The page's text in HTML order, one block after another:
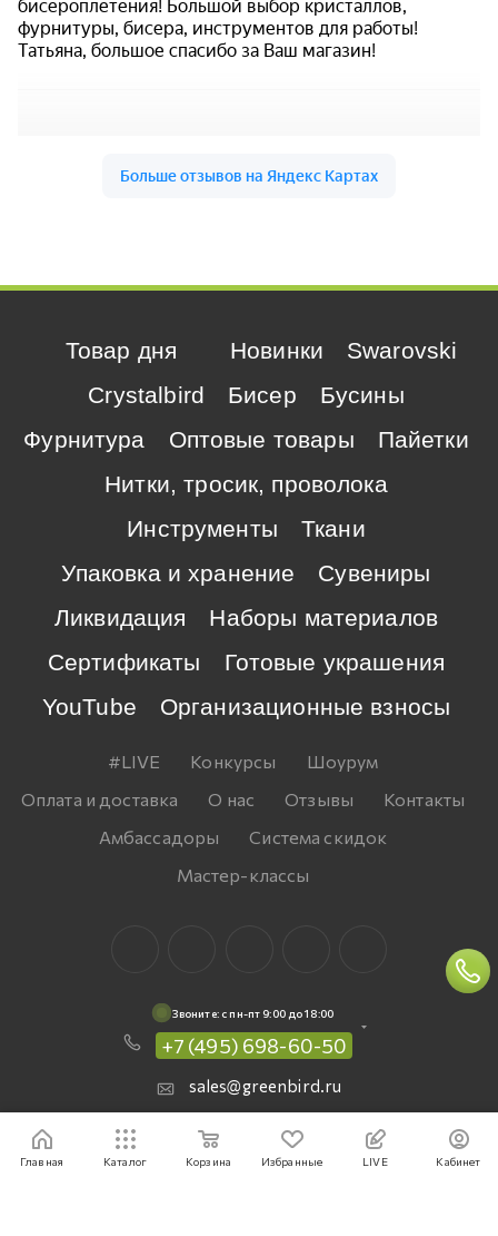
Товар дня Новинки
Swarovski
Crystalbird
Бисер
Бусины
Фурнитура
Оптовые товары
Пайетки
Нитки, тросик, проволока
Инструменты
Ткани
Упаковка и хранение
Сувениры
Ликвидация
Наборы материалов
Сертификаты
Готовые украшения
YouTube
Организационные взносы
#LIVE Конкурсы
Шоурум
Оплата и доставка
О нас Отзывы
Контакты
Амбассадоры
Система скидок
Мастер-классы
Звоните: c пн-пт 9:00 до 18:00
+7 (495) 698-60-50
sales@greenbird.ru
Москва, ул. Большая Черемушкинская,
д. 25, строение 97, крыльцо с гирляндой
Главная Каталог Корзина Избранные LIVE Кабинет